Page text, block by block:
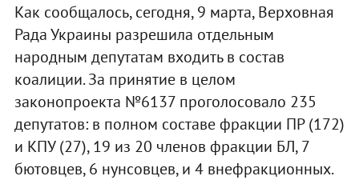
Как сообщалось, сегодня, 9 марта, Верховная
Рада Украины разрешила отдельным
народным депутатам входить в состав
коалиции. За принятие в целом
законопроекта №6137 проголосовало 235
депутатов: в полном составе фракции ПР (172)
и КПУ (27), 19 из 20 членов фракции БЛ, 7
бютовцев, 6 нунсовцев, и 4 внефракционных.